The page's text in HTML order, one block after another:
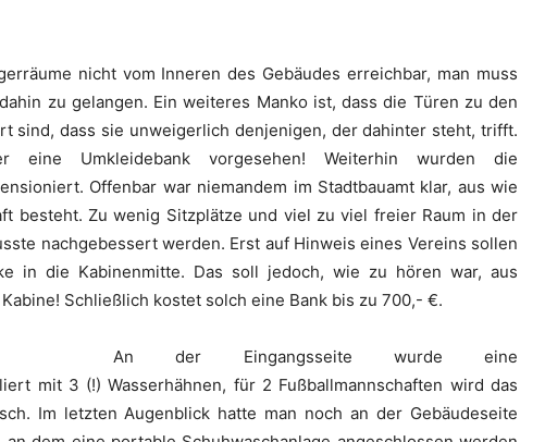
nicht vom Inneren des Gebäudes erreichbar, man muss
zu gelangen. Ein weiteres Manko ist, dass die Türen zu den
sind, dass sie unweigerlich denjenigen, der dahinter steht, trifft.
Umkleidebank vorgesehen! Weiterhin wurden die
Offenbar war niemandem im Stadtbauamt klar, aus wie
besteht. Zu wenig Sitzplätze und viel zu viel freier Raum in der
nachgebessert werden. Erst auf Hinweis eines Vereins sollen
in die Kabinenmitte. Das soll jedoch, wie zu hören war, aus
Schließlich kostet solch eine Bank bis zu 700,- €.
An der Eingangsseite wurde eine
mit 3 (!) Wasserhähnen, für 2 Fußballmannschaften wird das
Im letzten Augenblick hatte man noch an der Gebäudeseite